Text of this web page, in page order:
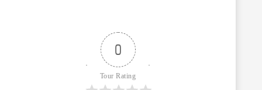
0
Tour Rating